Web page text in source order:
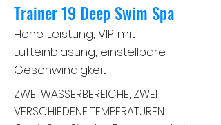
Trainer19 Deep Swim Spa
Hohe Leistung, VIP mit
Lufteinblasung, einstellbare
Geschwindigkeit
ZWEI WASSERBEREICHE, ZWEI
VERSCHIEDENE TEMPERATUREN